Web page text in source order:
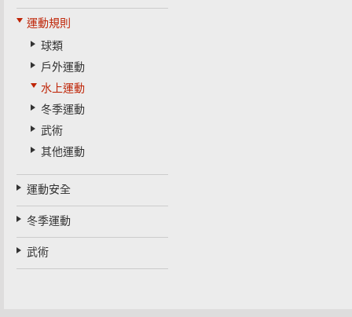
運動規則
球類
戶外運動
水上運動
冬季運動
武術
其他運動
運動安全
冬季運動
武術